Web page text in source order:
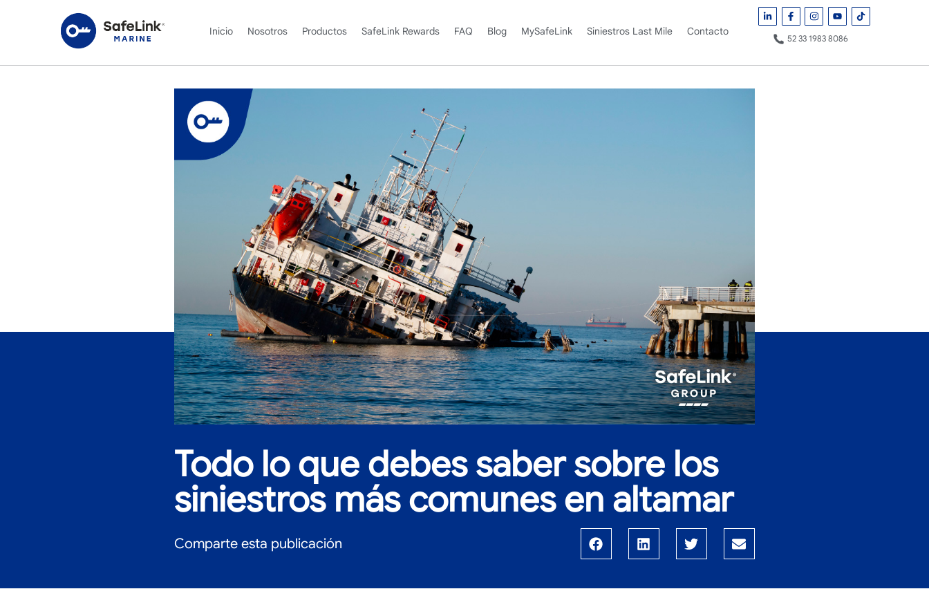
Inicio Nosotros Productos SafeLink Rewards FAQ Blog MySafeLink Siniestros Last Mile Contacto
52 33 1983 8086
Todo lo que debes saber sobre los
siniestros más comunes en altamar
Comparte esta publicación